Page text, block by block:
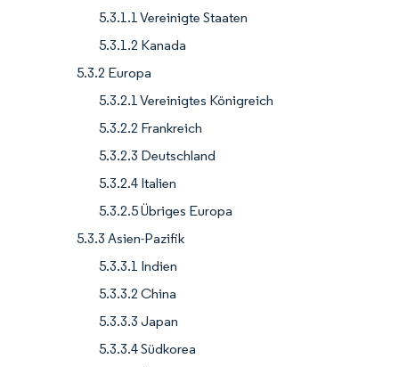
5.3.1.1 Vereinigte Staaten
5.3.1.2 Kanada
5.3.2 Europa
5.3.2.1 Vereinigtes Königreich
5.3.2.2 Frankreich
5.3.2.3 Deutschland
5.3.2.4 Italien
5.3.2.5 Übriges Europa
5.3.3 Asien-Pazifik
5.3.3.1 Indien
5.3.3.2 China
5.3.3.3 Japan
5.3.3.4 Südkorea